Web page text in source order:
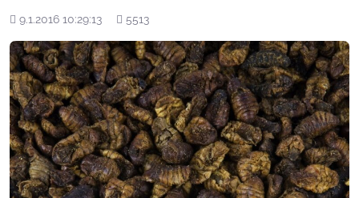
Pridané
9.1.2016 10:29:13
Počet
5513